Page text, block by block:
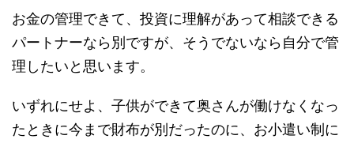
お金の管理できて、投資に理解があって相談できる
パートナーなら別ですが、そうでないなら自分で管
理したいと思います。
いずれにせよ、子供ができて奥さんが働けなくなっ
たときに今まで財布が別だったのに、お小遣い制に